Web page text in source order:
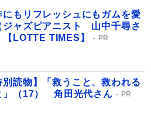
にもリフレッシュにもガムを愛
ジャズピアニスト 山中千尋さ
【LOTTE TIMES】
PR
別読物】「救うこと、救われる
」（17） 角田光代さん
PR